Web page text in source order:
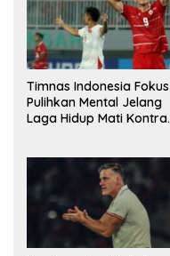
Timnas Indonesia Fokus
Pulihkan Mental Jelang
Laga Hidup Mati Kontra